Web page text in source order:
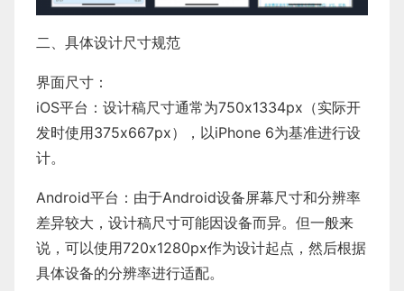
二、具体设计尺寸规范
界面尺寸：
iOS平台：设计稿尺寸通常为750x1334px（实际开
发时使用375x667px），以iPhone 6为基准进行设
计。
Android平台：由于Android设备屏幕尺寸和分辨率
差异较大，设计稿尺寸可能因设备而异。但一般来
说，可以使用720x1280px作为设计起点，然后根据
具体设备的分辨率进行适配。